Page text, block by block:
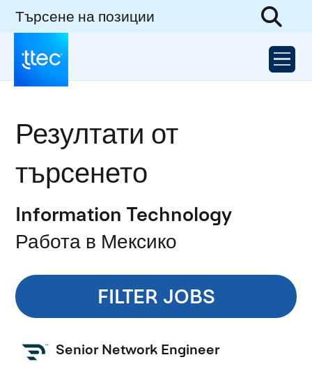
Търсене на позиции
Резултати от
търсенето
Information Technology
Работа в Мексико
FILTER JOBS
Senior Network Engineer